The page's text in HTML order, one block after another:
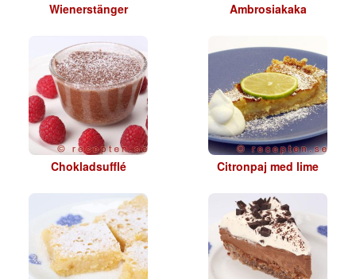
Wienerstänger Ambrosiakaka
Chokladsufflé Citronpaj med lime